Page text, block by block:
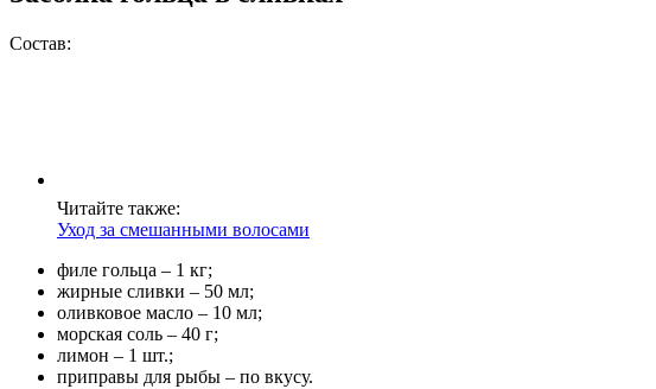
Состав:
Читайте также:
Уход за смешанными волосами
филе гольца – 1 кг;
жирные сливки – 50 мл;
оливковое масло – 10 мл;
морская соль – 40 г;
лимон – 1 шт.;
приправы для рыбы – по вкусу.